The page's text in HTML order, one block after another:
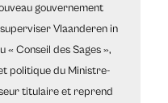
gouvernement
Vlaanderen in
Conseil des Sages »,
politique du Ministre-
titulaire et reprend